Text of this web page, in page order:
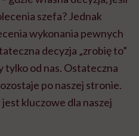
szefa? Jednak
wykonania pewnych
decyzja „zrobię to”
tylko od nas. Ostateczna
po naszej stronie.
kluczowe dla naszej